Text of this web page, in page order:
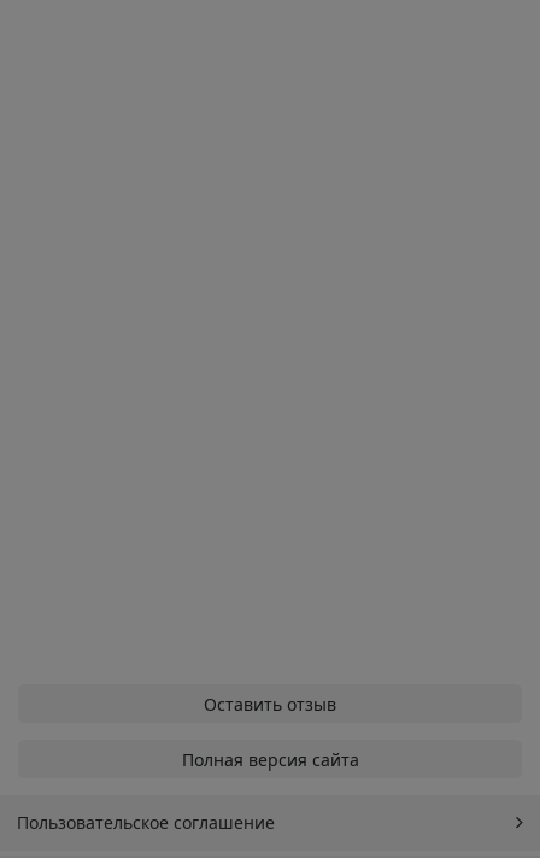
Оставить отзыв
Полная версия сайта
Пользовательское соглашение